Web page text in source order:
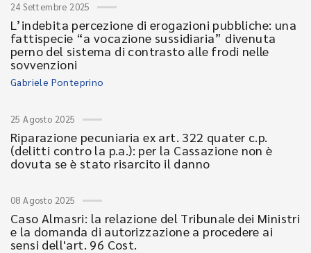
24 Settembre 2025
L’indebita percezione di erogazioni pubbliche: una
fattispecie “a vocazione sussidiaria” divenuta
perno del sistema di contrasto alle frodi nelle
sovvenzioni
Gabriele Ponteprino
25 Agosto 2025
Riparazione pecuniaria ex art. 322 quater c.p.
(delitti contro la p.a.): per la Cassazione non è
dovuta se è stato risarcito il danno
08 Agosto 2025
Caso Almasri: la relazione del Tribunale dei Ministri
e la domanda di autorizzazione a procedere ai
sensi dell'art. 96 Cost.